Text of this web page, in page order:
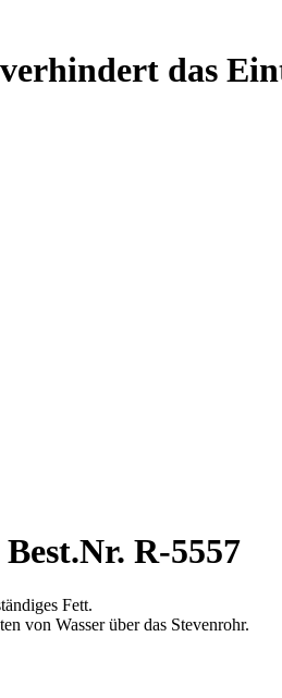
das
R-5557
Fett.
von Wasser über das Stevenrohr.